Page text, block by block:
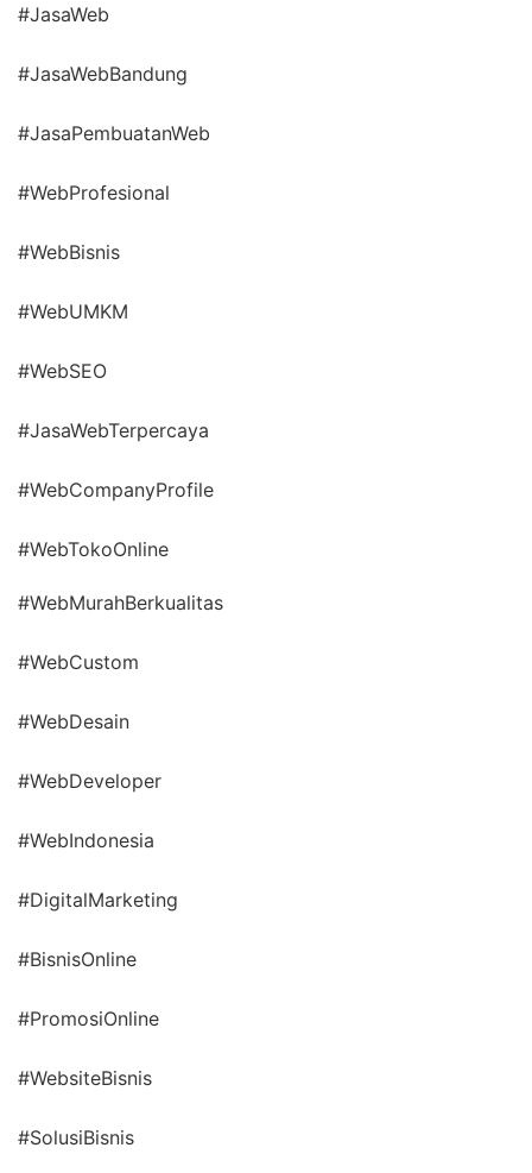
#JasaWeb
#JasaWebBandung
#JasaPembuatanWeb
#WebProfesional
#WebBisnis
#WebUMKM
#WebSEO
#JasaWebTerpercaya
#WebCompanyProfile
#WebTokoOnline
#WebMurahBerkualitas
#WebCustom
#WebDesain
#WebDeveloper
#WebIndonesia
#DigitalMarketing
#BisnisOnline
#PromosiOnline
#WebsiteBisnis
#SolusiBisnis